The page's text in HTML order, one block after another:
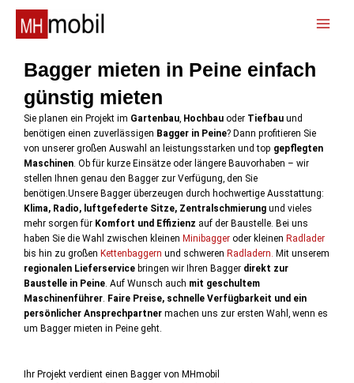
Inhalt
springen
Bagger mieten in Peine einfach
günstig mieten
Sie planen ein Projekt im Gartenbau Hochbau oder Tiefbau und
benötigen einen zuverlässigen Bagger in Peine? Dann profitieren Sie
von unserer großen Auswahl an leistungsstarken und top gepflegten
Maschinen . Ob für kurze Einsätze oder längere Bauvorhaben – wir
stellen Ihnen genau den Bagger zur Verfügung, den Sie
benötigen.Unsere Bagger überzeugen durch hochwertige Ausstattung:
Klima, Radio, luftgefederte Sitze, Zentralschmierung und vieles
mehr sorgen für Komfort und Effizienz auf der Baustelle. Bei uns
haben Sie die Wahl zwischen kleinen Minibagger oder kleinen Radlader
bis hin zu großen Kettenbaggern und schweren Radladern. Mit unserem
regionalen Lieferservice bringen wir Ihren Bagger direkt zur
Baustelle in Peine . Auf Wunsch auch mit geschultem
Maschinenführer Faire Preise, schnelle Verfügbarkeit und ein
persönlicher Ansprechpartner machen uns zur ersten Wahl, wenn es
um Bagger mieten in Peine geht.
Ihr Projekt verdient einen Bagger von MHmobil